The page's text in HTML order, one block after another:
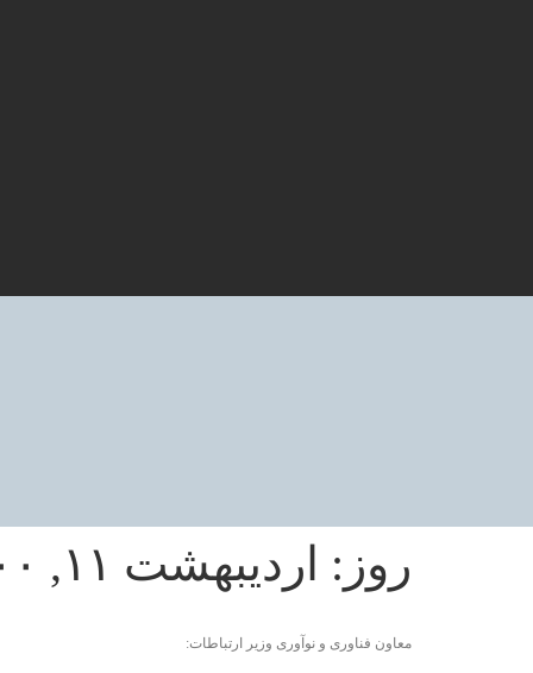
روز: اردیبهشت ۱۱, ۱۴۰۰
معاون فناوری و نوآوری وزیر ارتباطات: